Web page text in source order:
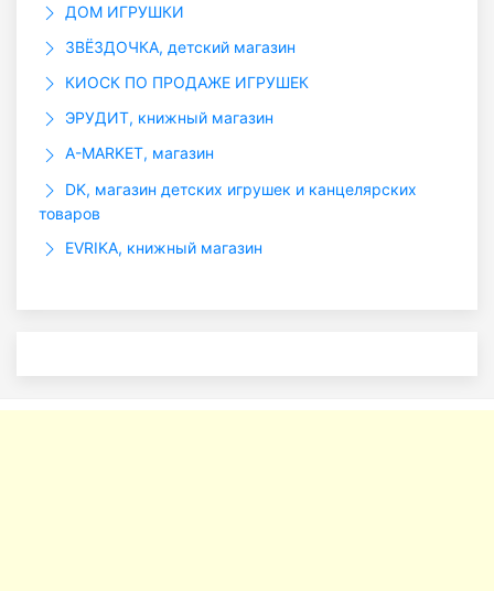
ДОМ ИГРУШКИ
ЗВЁЗДОЧКА, детский магазин
КИОСК ПО ПРОДАЖЕ ИГРУШЕК
ЭРУДИТ, книжный магазин
A-MARKET, магазин
DK, магазин детских игрушек и канцелярских
товаров
EVRIKA, книжный магазин